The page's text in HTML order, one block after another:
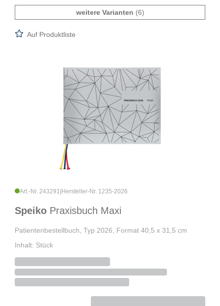
weitere Varianten (6)
Auf Produktliste
Art.-Nr. 243291 Hersteller-Nr. 1235-2026
Speiko Praxisbuch Maxi
Patientenbestellbuch, Typ 2026, Format 40,5 x 31,5 cm
Inhalt: Stück